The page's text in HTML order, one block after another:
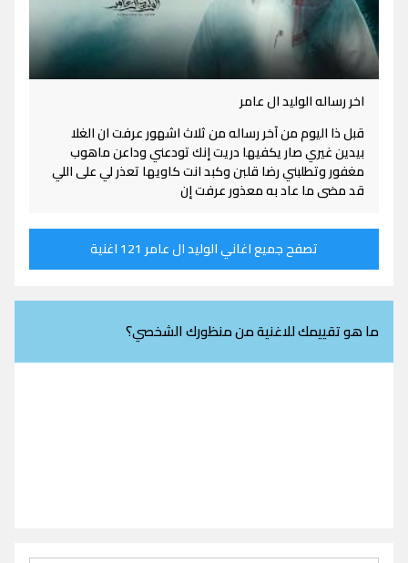
اخر رساله الوليد ال عامر
قبل ذا اليوم من آخر رساله من ثلاث اشهور عرفت ان الغلا
بيدين غيري صار يكفيها دريت إنك تودعني وداعن ماهوب
مغفور وتطلبني رضا قلبن وكبد انت كاويها تعذر لي على اللي
قد مضى ما عاد به معذور عرفت إن
تصفح جميع اغاني الوليد ال عامر 121 اغنية
ما هو تقييمك للاغنية من منظورك الشخصي؟